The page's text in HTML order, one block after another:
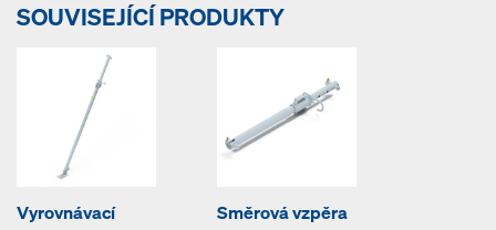
SOUVISEJÍCÍ PRODUKTY
Vyrovnávací
Směrová vzpěra